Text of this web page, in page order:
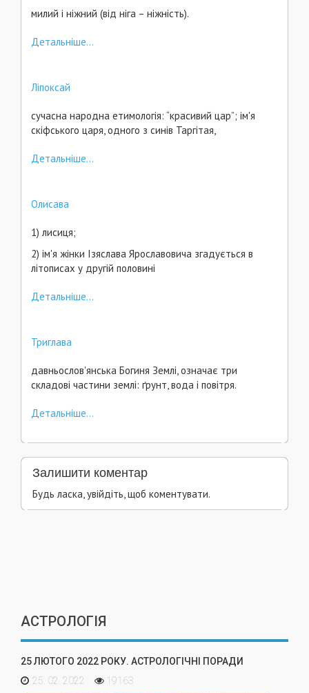
милий і ніжний (від ніга – ніжність).
Детальніше...
Ліпоксай
сучасна народна етимологія: “красивий цар”; ім'я
скіфського царя, одного з синів Таргітая,
Детальніше...
Олисава
1) лисиця;
2) ім'я жінки Ізяслава Ярославовича згадується в
літописах у другій половині
Детальніше...
Триглава
давньослов'янська Богиня Землі, означає три
складові частини землі: ґрунт, вода і повітря.
Детальніше...
Залишити коментар
Будь ласка, увійдіть, щоб коментувати.
АСТРОЛОГІЯ
25 ЛЮТОГО 2022 РОКУ. АСТРОЛОГІЧНІ ПОРАДИ
25. 02. 2022
19163